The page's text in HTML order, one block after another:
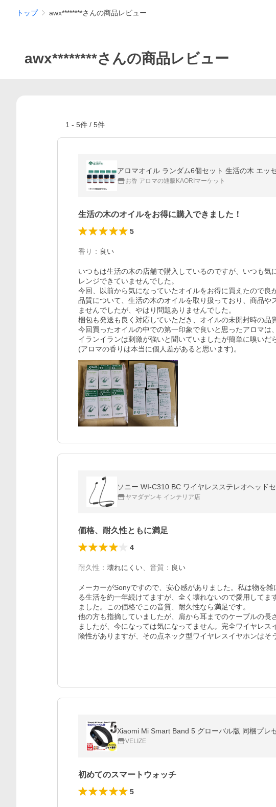
トップ awx********さんの商品レビュー
awx********さんの商品レビュー
1 - 5件 / 5件
アロマオイル ランダム6個セット 生活の木 エッ
お香 アロマの通販KAORIマーケット
生活の木のオイルをお得に購入できました！
5
香り ： 良い
いつもは生活の木の店舗で購入しているのですが、いつも気
レンジできていませんでした。
今回、以前から気になっていたオイルをお得に買えたので良
品質について、生活の木のオイルを取り扱っており、商品
ませんでしたが、やはり問題ありませんでした。
梱包も発送も良く対応していただき、オイルの未開封時の品
今回買ったオイルの中での第一印象で良いと思ったアロマは
イランイランは刺激が強いと聞いていましたが簡単に嗅い
(アロマの香りは本当に個人差があると思います)。
ソニー WI-C310 BC ワイヤレスステレオヘッド
ヤマダデンキ インテリア店
価格、耐久性ともに満足
4
耐久性 ： 壊れにくい 音質 ： 良い
メーカーがSonyですので、安心感がありました。私は物を
る生活を約一年続けてますが、全く壊れないので愛用して
ました。この価格でこの音質、耐久性なら満足です。
他の方も指摘していましたが、肩から耳までのケーブルの長
ましたが、今になっては気になってません。完全ワイヤレ
険性がありますが、その点ネック型ワイヤレスイヤホンはそ
VELIZE
初めてのスマートウォッチ
5